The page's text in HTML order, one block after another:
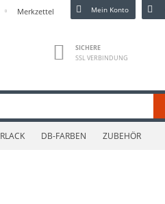
SICHERE
SSL VERBINDUNG
Merkzettel Mein Konto
DB-FARBEN ZUBEHÖR